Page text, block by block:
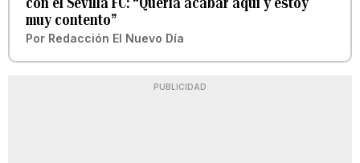
muy contento”
Por Redacción El Nuevo Día
PUBLICIDAD